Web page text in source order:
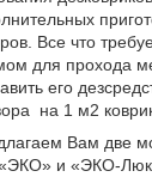
Все что
для прохода
его
на 1 м2
Вам две
и «ЭКО-